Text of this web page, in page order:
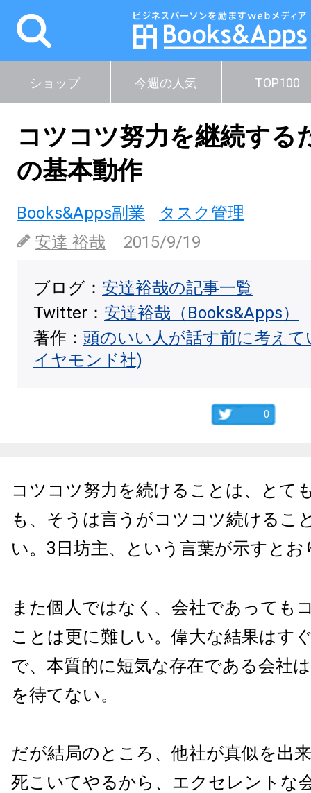
ショップ 今週の人気 TOP100
コツコツ努力を継続する
の基本動作
Books&Apps副業
タスク管理
安達 裕哉
2015/9/19
ブログ： 安達裕哉の記事一覧
Twitter： 安達裕哉（Books&Apps）
著作： 頭のいい人が話す前に考え
イヤモンド社)
0
コツコツ努力を続けることは、とて
も、そうは言うがコツコツ続けるこ
い。3日坊主、という言葉が示すとお
また個人ではなく、会社であっても
ことは更に難しい。偉大な結果はす
で、本質的に短気な存在である会社
を待てない。
だが結局のところ、他社が真似を出
死こいてやるから、エクセレントな